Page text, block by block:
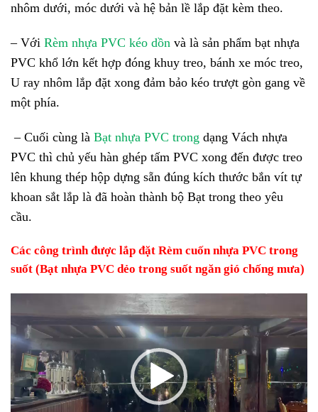
nhôm dưới, móc dưới và hệ bản lề lắp đặt kèm theo.
– Với Rèm nhựa PVC kéo dồn và là sản phẩm bạt nhựa
PVC khổ lớn kết hợp đóng khuy treo, bánh xe móc treo,
U ray nhôm lắp đặt xong đảm bảo kéo trượt gòn gang về
một phía.
– Cuối cùng là Bạt nhựa PVC trong dạng Vách nhựa
PVC thì chủ yếu hàn ghép tấm PVC xong đến được treo
lên khung thép hộp dựng sẵn đúng kích thước bắn vít tự
khoan sắt lắp là đã hoàn thành bộ Bạt trong theo yêu
cầu.
Các công trình được lắp đặt Rèm cuốn nhựa PVC trong
suốt (Bạt nhựa PVC dẻo trong suốt ngăn gió chống mưa)
chơi
Video